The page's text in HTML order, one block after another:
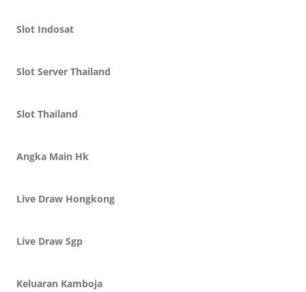
Slot Indosat
Slot Server Thailand
Slot Thailand
Angka Main Hk
Live Draw Hongkong
Live Draw Sgp
Keluaran Kamboja